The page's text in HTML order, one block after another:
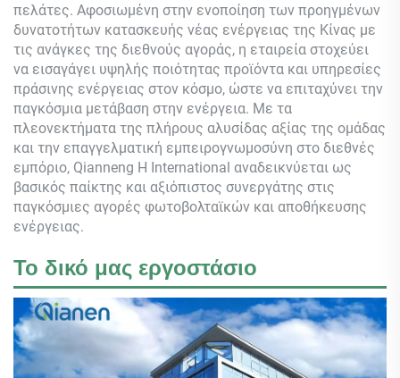
πελάτες. Αφοσιωμένη στην ενοποίηση των προηγμένων
δυνατοτήτων κατασκευής νέας ενέργειας της Κίνας με
τις ανάγκες της διεθνούς αγοράς, η εταιρεία στοχεύει
να εισαγάγει υψηλής ποιότητας προϊόντα και υπηρεσίες
πράσινης ενέργειας στον κόσμο, ώστε να επιταχύνει την
παγκόσμια μετάβαση στην ενέργεια. Με τα
πλεονεκτήματα της πλήρους αλυσίδας αξίας της ομάδας
και την επαγγελματική εμπειρογνωμοσύνη στο διεθνές
εμπόριο, Qianneng Η International αναδεικνύεται ως
βασικός παίκτης και αξιόπιστος συνεργάτης στις
παγκόσμιες αγορές φωτοβολταϊκών και αποθήκευσης
ενέργειας.
Το δικό μας εργοστάσιο